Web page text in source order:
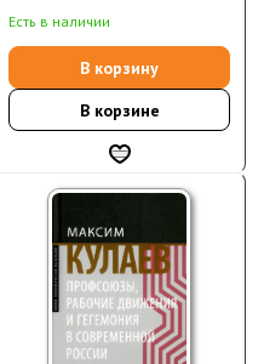
века) (электронная книга)
Есть в наличии
В корзину
В корзине